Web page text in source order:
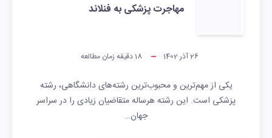
مهاجرت پزشکی به فنلاند
26 آذر 1402 18دقیقه زمان مطالعه
یکی از مهم‌ترین و محبوب‌ترین رشته‌های دانشگاهی، رشته
پزشکی است. این رشته هرساله متقاضیان زیادی را در سراسر
جهان…